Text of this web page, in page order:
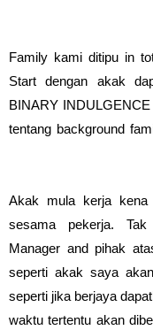
Family kami ditipu in
Start dengan akak
BINARY
tentang background
Akak mula kerja kena
sesama pekerja.
Manager and pihak
seperti akak saya
seperti jika berjaya
waktu tertentu akan